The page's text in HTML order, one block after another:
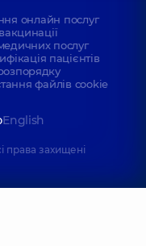
онлайн послуг
послуг
пацієнтів
файлів cookie
English
права захищені